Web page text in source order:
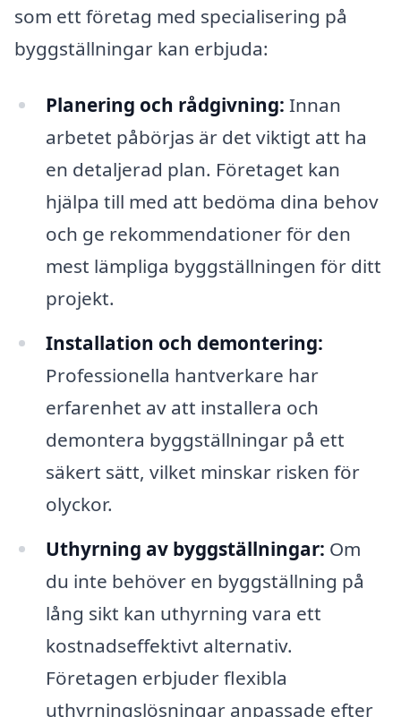
som ett företag med specialisering på
byggställningar kan erbjuda:
Planering och rådgivning: Innan
arbetet påbörjas är det viktigt att ha
en detaljerad plan. Företaget kan
hjälpa till med att bedöma dina behov
och ge rekommendationer för den
mest lämpliga byggställningen för ditt
projekt.
Installation och demontering:
Professionella hantverkare har
erfarenhet av att installera och
demontera byggställningar på ett
säkert sätt, vilket minskar risken för
olyckor.
Uthyrning av byggställningar: Om
du inte behöver en byggställning på
lång sikt kan uthyrning vara ett
kostnadseffektivt alternativ.
Företagen erbjuder flexibla
uthyrningslösningar anpassade efter